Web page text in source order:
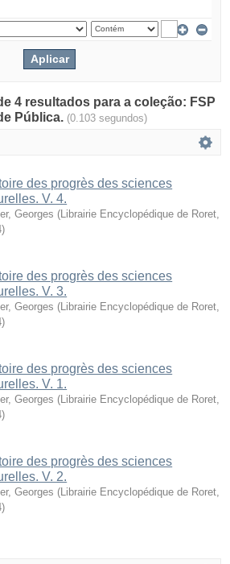
4 resultados para a coleção: FSP
Pública. (0.103 segundos)
des progrès des sciences
V. 4.
Georges ( Librairie Encyclopédique de Roret
)
des progrès des sciences
V. 3.
Georges ( Librairie Encyclopédique de Roret
)
des progrès des sciences
V. 1.
Georges ( Librairie Encyclopédique de Roret
)
des progrès des sciences
V. 2.
Georges ( Librairie Encyclopédique de Roret
)